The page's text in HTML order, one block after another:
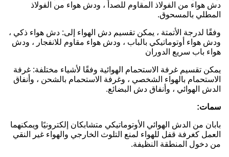
دش هواء من الفولاذ المقاوم للصدأ ، ودش هواء من الفولاذ
المطلي بالمسحوق.
وفقًا لدرجة الأتمتة ، يمكن تقسيم دش الهواء إلى: دش هواء ذكي ،
ودش هواء أوتوماتيكي بالباب ، ودش هواء مقاوم للانفجار ، ودش
هواء باب سريع الدوران
يمكن تقسيم غرفة الاستحمام الهوائية وفقًا لأشياء مختلفة: غرفة
الاستحمام بالهواء الشخصي ، وغرفة الاستحمام بالشحن ، وأنفاق
الدش الهوائي ، وأنفاق دش البضائع.
سمات:
بابان من الدش الهوائي الأوتوماتيكي متشابكان إلكترونيًا ويمكنهما
العمل كغرفة قفل للهواء لمنع التلوث الخارجي والهواء غير النقي
من دخول المنطقة النظيفة.